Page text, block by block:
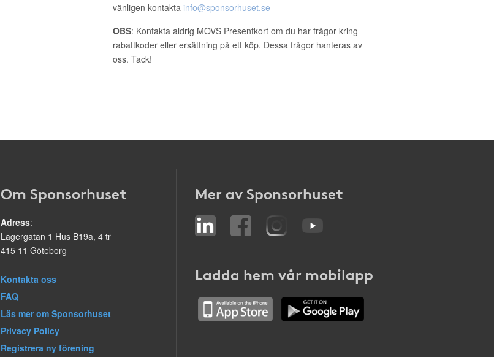
vänligen kontakta info@sponsorhuset.se
OBS: Kontakta aldrig MOVS Presentkort om du har frågor kring
rabattkoder eller ersättning på ett köp. Dessa frågor hanteras av
oss. Tack!
Om Sponsorhuset
Adress:
Lagergatan 1 Hus B19a, 4 tr
415 11 Göteborg
Kontakta oss
FAQ
Läs mer om Sponsorhuset
Privacy Policy
Registrera ny förening
Mer av Sponsorhuset
Ladda hem vår mobilapp